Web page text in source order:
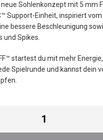
Sohlenkonzept mit 5 mm
Support-Einheit, inspiriert vom
bessere Beschleunigung
und Spikes.
startest du mit mehr
Spielrunde und kannst dein